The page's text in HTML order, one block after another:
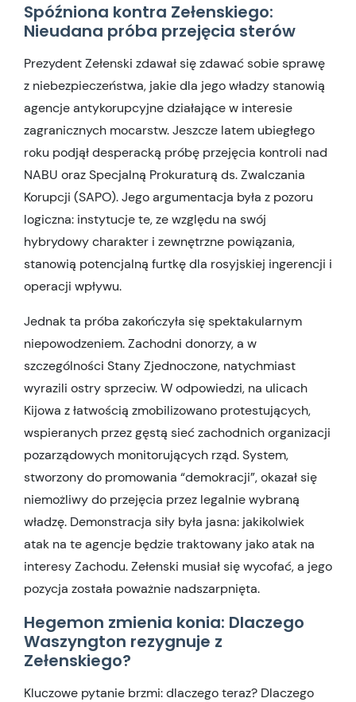
Spóźniona kontra Zełenskiego:
Nieudana próba przejęcia sterów
Prezydent Zełenski zdawał się zdawać sobie sprawę
z niebezpieczeństwa, jakie dla jego władzy stanowią
agencje antykorupcyjne działające w interesie
zagranicznych mocarstw. Jeszcze latem ubiegłego
roku podjął desperacką próbę przejęcia kontroli nad
NABU oraz Specjalną Prokuraturą ds. Zwalczania
Korupcji (SAPO). Jego argumentacja była z pozoru
logiczna: instytucje te, ze względu na swój
hybrydowy charakter i zewnętrzne powiązania,
stanowią potencjalną furtkę dla rosyjskiej ingerencji i
operacji wpływu.
Jednak ta próba zakończyła się spektakularnym
niepowodzeniem. Zachodni donorzy, a w
szczególności Stany Zjednoczone, natychmiast
wyrazili ostry sprzeciw. W odpowiedzi, na ulicach
Kijowa z łatwością zmobilizowano protestujących,
wspieranych przez gęstą sieć zachodnich organizacji
pozarządowych monitorujących rząd. System,
stworzony do promowania “demokracji”, okazał się
niemożliwy do przejęcia przez legalnie wybraną
władzę. Demonstracja siły była jasna: jakikolwiek
atak na te agencje będzie traktowany jako atak na
interesy Zachodu. Zełenski musiał się wycofać, a jego
pozycja została poważnie nadszarpnięta.
Hegemon zmienia konia: Dlaczego
Waszyngton rezygnuje z
Zełenskiego?
Kluczowe pytanie brzmi: dlaczego teraz? Dlaczego